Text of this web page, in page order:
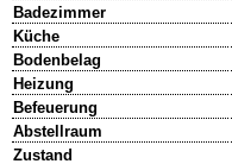
Badezimmer
Küche
Bodenbelag
Heizung
Befeuerung
Abstellraum
Zustand